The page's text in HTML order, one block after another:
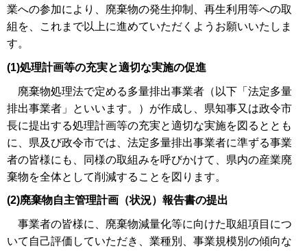
業への参加により、廃棄物の発生抑制、再生利用等への取
組を、これまで以上に進めていただくようお願いいたしま
す。
(1)処理計画等の充実と適切な実施の促進
廃棄物処理法で定める多量排出事業者（以下「法定多量
排出事業者」といいます。）が作成し、県知事又は政令市
長に提出する処理計画等の充実と適切な実施を図るととも
に、県及び政令市では、法定多量排出事業者に準ずる事業
者の皆様にも、同様の取組みを呼びかけて、県内の産業廃
棄物を全体として削減することを図ります。
(2)廃棄物自主管理計画（状況）報告書の提出
事業者の皆様に、廃棄物減量化等に向けた取組項目につ
いて自己評価していただき、業種別、事業規模別の傾向な